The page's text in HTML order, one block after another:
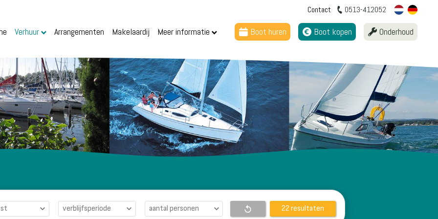
Verhuur Arrangementen Makelaardij Meer informatie
Contact 0513-412052
Boot huren Boot kopen Onderhoud
resultaten